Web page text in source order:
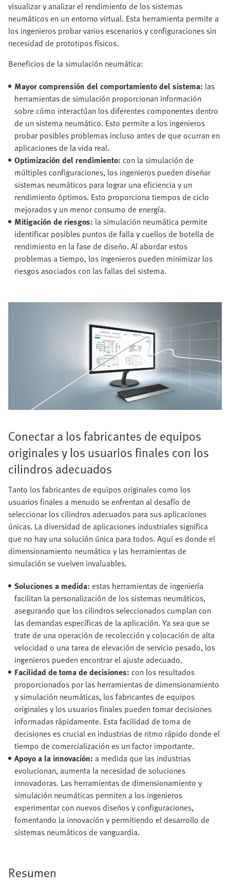
visualizar y analizar el rendimiento de los sistemas
neumáticos en un entorno virtual. Esta herramienta permite a
los ingenieros probar varios escenarios y configuraciones sin
necesidad de prototipos físicos.
Beneficios de la simulación neumática:
Mayor comprensión del comportamiento del sistema: las
herramientas de simulación proporcionan información
sobre cómo interactúan los diferentes componentes dentro
de un sistema neumático. Esto permite a los ingenieros
probar posibles problemas incluso antes de que ocurran en
aplicaciones de la vida real.
Optimización del rendimiento: con la simulación de
múltiples configuraciones, los ingenieros pueden diseñar
sistemas neumáticos para lograr una eficiencia y un
rendimiento óptimos. Esto proporciona tiempos de ciclo
mejorados y un menor consumo de energía.
Mitigación de riesgos: la simulación neumática permite
identificar posibles puntos de falla y cuellos de botella de
rendimiento en la fase de diseño. Al abordar estos
problemas a tiempo, los ingenieros pueden minimizar los
riesgos asociados con las fallas del sistema.
Conectar a los fabricantes de equipos
originales y los usuarios finales con los
cilindros adecuados
Tanto los fabricantes de equipos originales como los
usuarios finales a menudo se enfrentan al desafío de
seleccionar los cilindros adecuados para sus aplicaciones
únicas. La diversidad de aplicaciones industriales significa
que no hay una solución única para todos. Aquí es donde el
dimensionamiento neumático y las herramientas de
simulación se vuelven invaluables.
Soluciones a medida: estas herramientas de ingeniería
facilitan la personalización de los sistemas neumáticos,
asegurando que los cilindros seleccionados cumplan con
las demandas específicas de la aplicación. Ya sea que se
trate de una operación de recolección y colocación de alta
velocidad o una tarea de elevación de servicio pesado, los
ingenieros pueden encontrar el ajuste adecuado.
Facilidad de toma de decisiones: con los resultados
proporcionados por las herramientas de dimensionamiento
y simulación neumáticas, los fabricantes de equipos
originales y los usuarios finales pueden tomar decisiones
informadas rápidamente. Esta facilidad de toma de
decisiones es crucial en industrias de ritmo rápido donde el
tiempo de comercialización es un factor importante.
Apoyo a la innovación: a medida que las industrias
evolucionan, aumenta la necesidad de soluciones
innovadoras. Las herramientas de dimensionamiento y
simulación neumáticas permiten a los ingenieros
experimentar con nuevos diseños y configuraciones,
fomentando la innovación y permitiendo el desarrollo de
sistemas neumáticos de vanguardia.
Resumen